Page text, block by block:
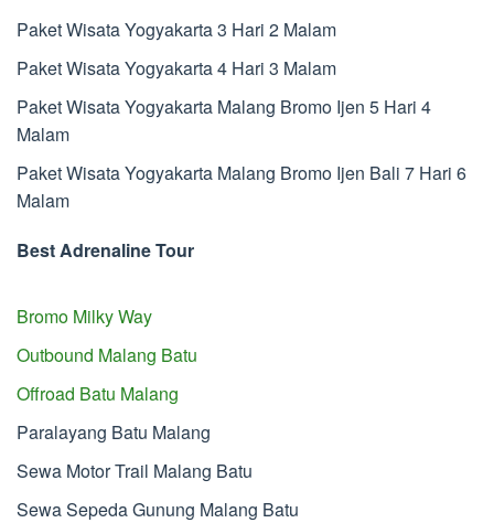
Paket Wisata Yogyakarta 3 Hari 2 Malam
Paket Wisata Yogyakarta 4 Hari 3 Malam
Paket Wisata Yogyakarta Malang Bromo Ijen 5 Hari 4
Malam
Paket Wisata Yogyakarta Malang Bromo Ijen Bali 7 Hari 6
Malam
Best Adrenaline Tour
Bromo Milky Way
Outbound Malang Batu
Offroad Batu Malang
Paralayang Batu Malang
Sewa Motor Trail Malang Batu
Sewa Sepeda Gunung Malang Batu